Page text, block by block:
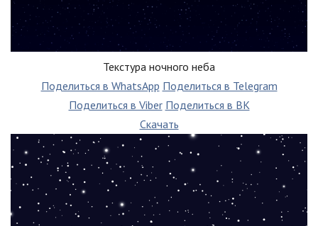
Текстура ночного неба
Поделиться в WhatsApp Поделиться в Telegram
Поделиться в Viber Поделиться в ВК
Скачать